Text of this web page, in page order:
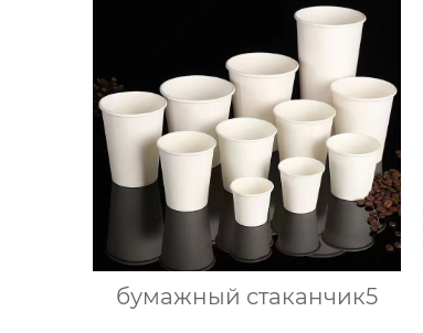
бумажный стаканчик5